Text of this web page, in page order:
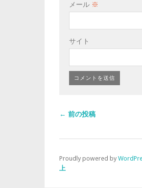
メール ※
サイト
← 前の投稿
Proudly powered by
上